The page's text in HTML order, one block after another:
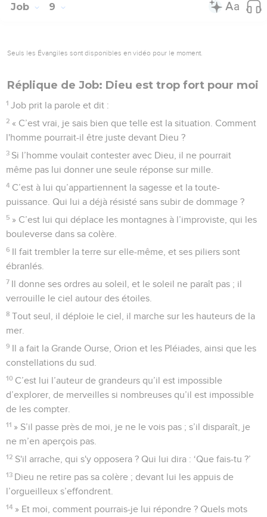
Job 9
Seuls les Évangiles sont disponibles en vidéo pour le moment.
Réplique de Job: Dieu est trop fort pour moi
1 Job prit la parole et dit :
2 « C’est vrai, je sais bien que telle est la situation. Comment
l'homme pourrait-il être juste devant Dieu ?
3 Si l’homme voulait contester avec Dieu, il ne pourrait
même pas lui donner une seule réponse sur mille.
4 C’est à lui qu’appartiennent la sagesse et la toute-
puissance. Qui lui a déjà résisté sans subir de dommage ?
5 » C’est lui qui déplace les montagnes à l’improviste, qui les
bouleverse dans sa colère.
6 Il fait trembler la terre sur elle-même, et ses piliers sont
ébranlés.
7 Il donne ses ordres au soleil, et le soleil ne paraît pas ; il
verrouille le ciel autour des étoiles.
8 Tout seul, il déploie le ciel, il marche sur les hauteurs de la
mer.
9 Il a fait la Grande Ourse, Orion et les Pléiades, ainsi que les
constellations du sud.
10 C’est lui l’auteur de grandeurs qu’il est impossible
d’explorer, de merveilles si nombreuses qu’il est impossible
de les compter.
11 » S’il passe près de moi, je ne le vois pas ; s’il disparaît, je
ne m’en aperçois pas.
12 S'il arrache, qui s'y opposera ? Qui lui dira : ‘Que fais-tu ?’
13 Dieu ne retire pas sa colère ; devant lui les appuis de
l’orgueilleux s’effondrent.
14 » Et moi, comment pourrais-je lui répondre ? Quels mots